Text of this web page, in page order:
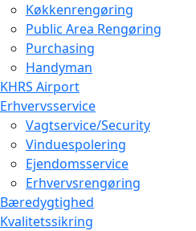
Køkkenrengøring
Public Area Rengøring
Purchasing
Handyman
KHRS Airport
Erhvervsservice
Vagtservice/Security
Vinduespolering
Ejendomsservice
Erhvervsrengøring
Bæredygtighed
Kvalitetssikring